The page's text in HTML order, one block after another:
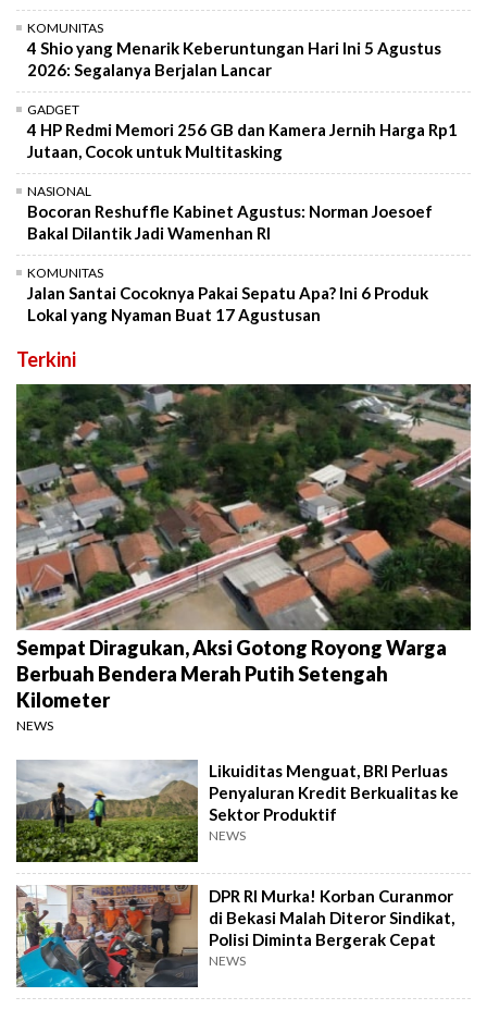
KOMUNITAS
4 Shio yang Menarik Keberuntungan Hari Ini 5 Agustus
2026: Segalanya Berjalan Lancar
GADGET
4 HP Redmi Memori 256 GB dan Kamera Jernih Harga Rp1
Jutaan, Cocok untuk Multitasking
NASIONAL
Bocoran Reshuffle Kabinet Agustus: Norman Joesoef
Bakal Dilantik Jadi Wamenhan RI
KOMUNITAS
Jalan Santai Cocoknya Pakai Sepatu Apa? Ini 6 Produk
Lokal yang Nyaman Buat 17 Agustusan
Terkini
Sempat Diragukan, Aksi Gotong Royong Warga
Berbuah Bendera Merah Putih Setengah
Kilometer
NEWS
Likuiditas Menguat, BRI Perluas
Penyaluran Kredit Berkualitas ke
Sektor Produktif
NEWS
DPR RI Murka! Korban Curanmor
di Bekasi Malah Diteror Sindikat,
Polisi Diminta Bergerak Cepat
NEWS